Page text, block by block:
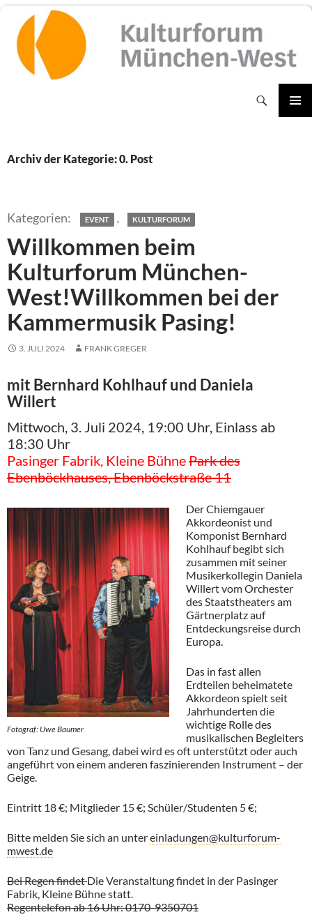
Inhalt
springen
Archiv der Kategorie: 0. Post
EVENT , KULTURFORUM
Willkommen beim
Kulturforum München-
West!Willkommen bei der
Kammermusik Pasing!
3. JULI 2024 FRANK GREGER
mit Bernhard Kohlhauf und Daniela
Willert
Mittwoch, 3. Juli 2024, 19:00 Uhr, Einlass ab
18:30 Uhr
Pasinger Fabrik, Kleine BühnePark des
Ebenböckhauses, Ebenböckstraße 11
Fotograf: Uwe Baumer
Der Chiemgauer
Akkordeonist und
Komponist Bernhard
Kohlhauf begibt sich
zusammen mit seiner
Musikerkollegin Daniela
Willert vom Orchester
des Staatstheaters am
Gärtnerplatz auf
Entdeckungsreise durch
Europa.
Das in fast allen
Erdteilen beheimatete
Akkordeon spielt seit
Jahrhunderten die
wichtige Rolle des
musikalischen Begleiters
von Tanz und Gesang, dabei wird es oft unterstützt oder auch
angeführt von einem anderen faszinierenden Instrument – der
Geige.
Eintritt 18 €; Mitglieder 15 €; Schüler/Studenten 5 €;
Bitte melden Sie sich an untereinladungen@kulturforum-
mwest.de
Bei Regen findetDie Veranstaltung findet in der Pasinger
Fabrik, Kleine Bühne statt.
Regentelefon ab 16 Uhr: 0170-9350701